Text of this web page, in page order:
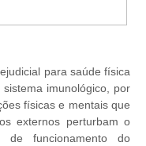
para saúde física
imunológico, por
físicas e mentais que
externos perturbam o
de funcionamento do